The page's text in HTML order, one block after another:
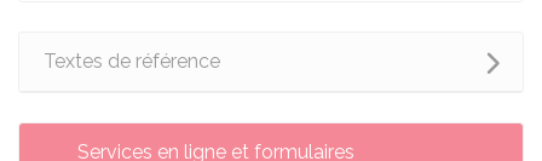
Textes de référence
Services en ligne et formulaires